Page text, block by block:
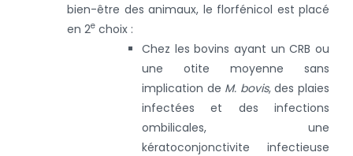
bien-être des animaux, le florfénicol est placé
en 2e choix :
Chez les bovins ayant un CRB ou
une otite moyenne sans
implication de M. bovis, des plaies
infectées et des infections
ombilicales, une
kératoconjonctivite infectieuse